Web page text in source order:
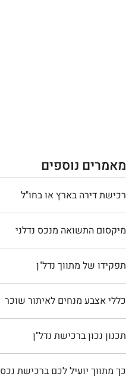
מאמרים נוספים
רכישת דירה בארץ או בחו"ל
מיקסום התשואה מנכס נדלני
תפקידו של מתווך נדל"ן
כללי אצבע מנחים לאיתור שוכר
תכנון נכון ברכישת נדל"ן
כך מתווך יועיל לכם ברכישת נכס